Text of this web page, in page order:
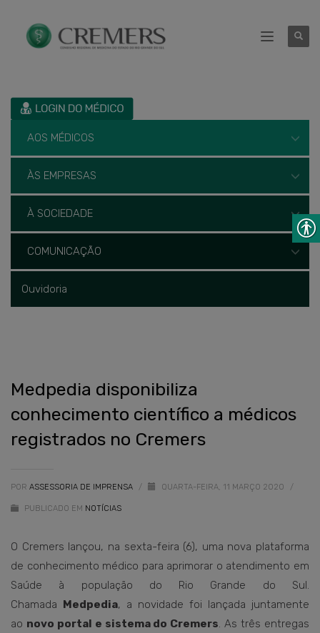
AOS MÉDICOS
ÀS EMPRESAS
À SOCIEDADE
COMUNICAÇÃO
Ouvidoria
Medpedia disponibiliza
conhecimento científico a médicos
registrados no Cremers
POR ASSESSORIA DE IMPRENSA / QUARTA-FEIRA, 11 MARÇO 2020 /
PUBLICADO EM NOTÍCIAS
O Cremers lançou, na sexta-feira (6), uma nova plataforma
de conhecimento médico para aprimorar o atendimento em
Saúde à população do Rio Grande do Sul.
Chamada Medpedia, a novidade foi lançada juntamente
ao novo portal e sistema do Cremers. As três entregas